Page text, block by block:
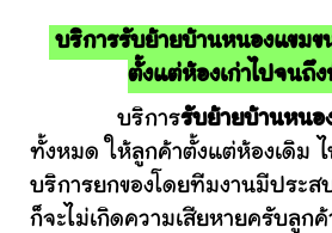
บริการรับย้ายบ้านหนองแขมข
ตั้งแต่ห้องเก่าไปจนถึง
บริการรับย้ายบ้านหนอ
ทั้งหมด ให้ลูกค้าตั้งแต่ห้องเดิม
บริการยกของโดยทีมงานมีประส
ก็จะไม่เกิดความเสียหายครับลูก